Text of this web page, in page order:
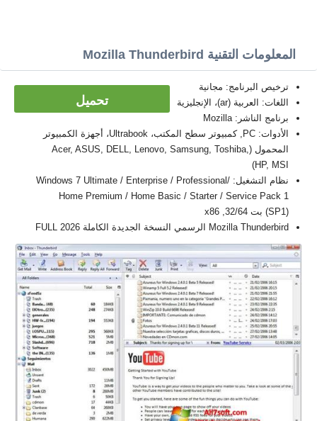
المعلومات التقنية Mozilla Thunderbird
تحميل
ترخيص البرنامج: مجانية
اللغات: العربية (ar)، الإنجليزية
برنامج الناشر: Mozilla
الأدوات: PC, كمبيوتر سطح المكتب، Ultrabook، أجهزة الكمبيوتر
المحمول (Acer, ASUS, DELL, Lenovo, Samsung, Toshiba,
HP, MSI)
نظام التشغيل: Windows 7 Ultimate / Enterprise / Professional/
Home Premium / Home Basic / Starter / Service Pack 1
(SP1) بت 32/64, x86
Mozilla Thunderbird الرسمي النسخة الجديدة الكاملة FULL 2026